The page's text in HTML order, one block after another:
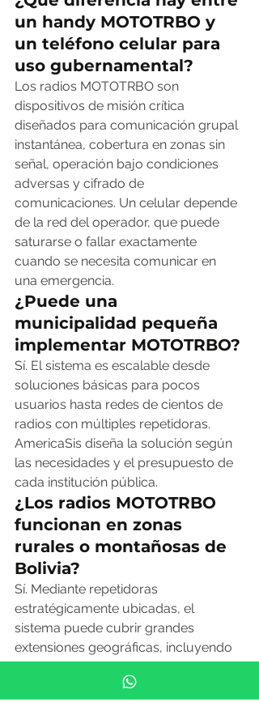
un handy MOTOTRBO y
un teléfono celular para
uso gubernamental?
Los radios MOTOTRBO son
dispositivos de misión crítica
diseñados para comunicación grupal
instantánea, cobertura en zonas sin
señal, operación bajo condiciones
adversas y cifrado de
comunicaciones. Un celular depende
de la red del operador, que puede
saturarse o fallar exactamente
cuando se necesita comunicar en
una emergencia.
¿Puede una
municipalidad pequeña
implementar MOTOTRBO?
Sí. El sistema es escalable desde
soluciones básicas para pocos
usuarios hasta redes de cientos de
radios con múltiples repetidoras.
AmericaSis diseña la solución según
las necesidades y el presupuesto de
cada institución pública.
¿Los radios MOTOTRBO
funcionan en zonas
rurales o montañosas de
Bolivia?
Sí. Mediante repetidoras
estratégicamente ubicadas, el
sistema puede cubrir grandes
extensiones geográficas, incluyendo
zonas del altiplano, valles y Oriente
boliviano, independientemente de la